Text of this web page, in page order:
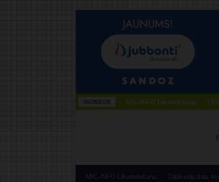
06/08/2026 MIC-INFO Likumdošana
MIC-INFO Likumdošana Tālākmācības